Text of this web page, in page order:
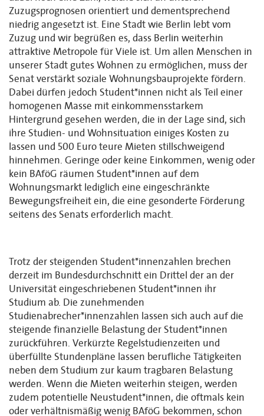
Zuzugsprognosen orientiert und dementsprechend
niedrig angesetzt ist. Eine Stadt wie Berlin lebt vom
Zuzug und wir begrüßen es, dass Berlin weiterhin
attraktive Metropole für Viele ist. Um allen Menschen in
unserer Stadt gutes Wohnen zu ermöglichen, muss der
Senat verstärkt soziale Wohnungsbauprojekte fördern.
Dabei dürfen jedoch Student*innen nicht als Teil einer
homogenen Masse mit einkommensstarkem
Hintergrund gesehen werden, die in der Lage sind, sich
ihre Studien- und Wohnsituation einiges Kosten zu
lassen und 500 Euro teure Mieten stillschweigend
hinnehmen. Geringe oder keine Einkommen, wenig oder
kein BAföG räumen Student*innen auf dem
Wohnungsmarkt lediglich eine eingeschränkte
Bewegungsfreiheit ein, die eine gesonderte Förderung
seitens des Senats erforderlich macht.
Trotz der steigenden Student*innenzahlen brechen
derzeit im Bundesdurchschnitt ein Drittel der an der
Universität eingeschriebenen Student*innen ihr
Studium ab. Die zunehmenden
Studienabrecher*innenzahlen lassen sich auch auf die
steigende finanzielle Belastung der Student*innen
zurückführen. Verkürzte Regelstudienzeiten und
überfüllte Stundenpläne lassen berufliche Tätigkeiten
neben dem Studium zur kaum tragbaren Belastung
werden. Wenn die Mieten weiterhin steigen, werden
zudem potentielle Neustudent*innen, die oftmals kein
oder verhältnismäßig wenig BAföG bekommen, schon